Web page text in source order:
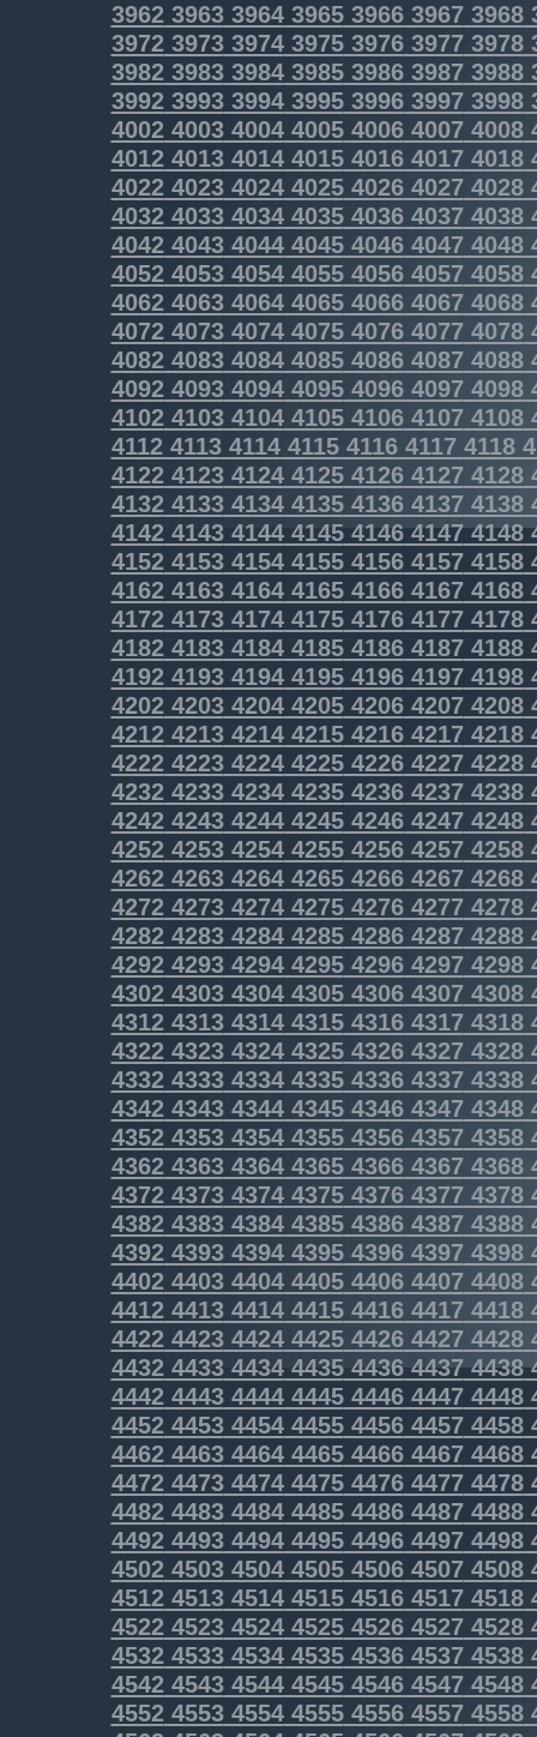
3962396339643965396639673968
3972397339743975397639773978
3982398339843985398639873988
3992399339943995399639973998
4002400340044005400640074008
401240134014401540164017 4018
402240234024402540264027 4028
403240334034403540364037 4038
404240434044404540464047 4048
405240534054405540564057 4058
406240634064406540664067 4068
407240734074407540764077 4078
408240834084408540864087 4088
409240934094409540964097 4098
410241034104410541064107 4108
411241134114411541164117 4118
412241234124412541264127 4128
413241334134413541364137 4138
4142414341444145414641474148
4152415341544155415641574158
4162416341644165416641674168
4172417341744175417641774178
4182418341844185418641874188
4192419341944195419641974198
4202420342044205420642074208
4212421342144215421642174218
4222422342244225422642274228
4232423342344235423642374238
4242424342444245424642474248
4252425342544255425642574258
4262426342644265426642674268
4272427342744275427642774278
428242834284428542864287 4288
429242934294429542964297 4298
430243034304430543064307 4308
431243134314431543164317 4318
432243234324432543264327 4328
433243334334433543364337 4338
434243434344434543464347 4348
435243534354435543564357 4358
436243634364436543664367 4368
437243734374437543764377 4378
438243834384438543864387 4388
439243934394439543964397 4398
440244034404440544064407 4408
441244134414441544164417 4418
442244234424442544264427 4428
4432443344344435443644374438
4442444344444445444644474448
4452445344544455445644574458
4462446344644465446644674468
4472447344744475447644774478
4482448344844485448644874488
4492449344944495449644974498
4502450345044505450645074508
4512451345144515451645174518
4522452345244525452645274528
4532453345344535453645374538
4542454345444545454645474548
4552455345544555455645574558